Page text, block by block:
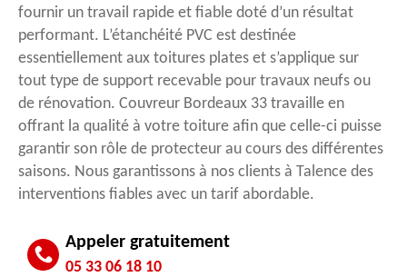
fournir un travail rapide et fiable doté d’un résultat
performant. L’étanchéité PVC est destinée
essentiellement aux toitures plates et s’applique sur
tout type de support recevable pour travaux neufs ou
de rénovation. Couvreur Bordeaux 33 travaille en
offrant la qualité à votre toiture afin que celle-ci puisse
garantir son rôle de protecteur au cours des différentes
saisons. Nous garantissons à nos clients à Talence des
interventions fiables avec un tarif abordable.
Appeler gratuitement
05 33 06 18 10